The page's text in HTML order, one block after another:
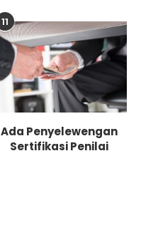
11
Ada Penyelewengan
Sertifikasi Penilai